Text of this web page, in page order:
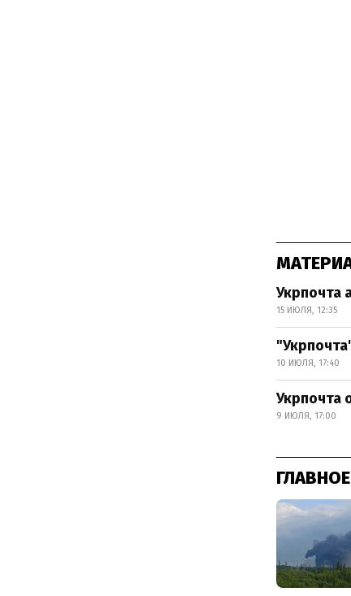
Укрпочта
15 ИЮЛЯ, 12:35
10 ИЮЛЯ, 17:40
Укрпочта
9 ИЮЛЯ, 17:00